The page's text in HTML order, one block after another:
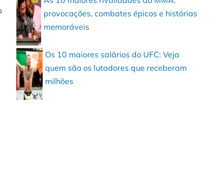
provocações, combates épicos e histórias
memoráveis
Os 10 maiores salários do UFC: Veja
quem são os lutadores que receberam
milhões